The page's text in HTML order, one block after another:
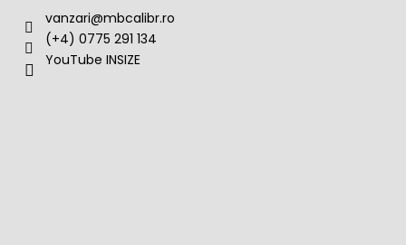
vanzari@mbcalibr.ro
(+4) 0775 291 134
YouTube INSIZE